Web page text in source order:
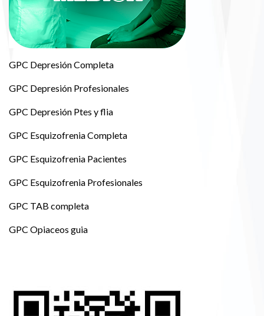
GPC Depresión Completa
GPC Depresión Profesionales
GPC Depresión Ptes y flia
GPC Esquizofrenia Completa
GPC Esquizofrenia Pacientes
GPC Esquizofrenia Profesionales
GPC TAB completa
GPC Opiaceos guia